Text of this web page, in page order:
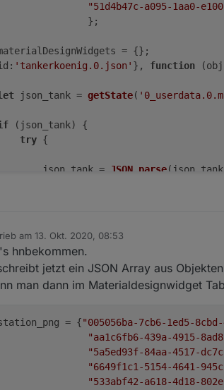
"51d4b47c-a095-1aa0-
};
= {};
: 'tankerkoenig.0.json' }, function (obj
json_tank = getState(
(json_tank) {
try {
json_tank =
JSON parse
else {
json_tank = [];
= getObject(
parse(getState (
Object.keys(json.prices);
am 13. Okt. 2020, 08:53
editiert von
hnbekommen.
jetzt ein JSON Array aus
man dann im Materialdesignwidget
= {"005056ba-7cb6-1ed5-
"aa1c6fb6-439a-4915-
"5a5ed93f-84aa-4517-
"6649f1c1-5154-4641-
"533abf42-a618-4d18-